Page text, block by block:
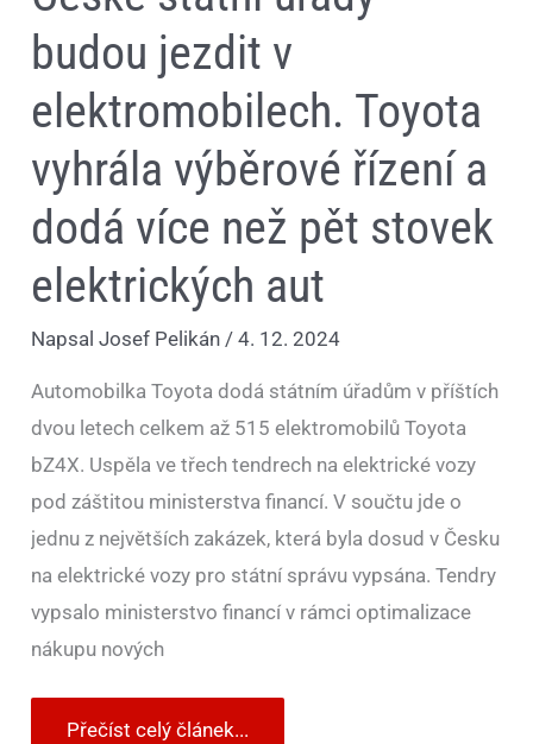
budou jezdit v
elektromobilech. Toyota
vyhrála výběrové řízení a
dodá více než pět stovek
elektrických aut
NapsalJosef Pelikán /4. 12. 2024
Automobilka Toyota dodá státním úřadům v příštích
dvou letech celkem až 515 elektromobilů Toyota
bZ4X. Uspěla ve třech tendrech na elektrické vozy
pod záštitou ministerstva financí. V součtu jde o
jednu z největších zakázek, která byla dosud v Česku
na elektrické vozy pro státní správu vypsána. Tendry
vypsalo ministerstvo financí v rámci optimalizace
nákupu nových
Přečíst celý článek...